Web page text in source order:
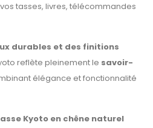
tasses, livres, télécommandes
durables et des finitions
reflète pleinement le savoir-
élégance et fonctionnalité
Kyoto en chêne naturel